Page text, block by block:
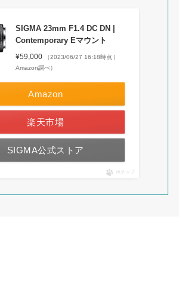
SIGMA 23mm F1.4 DC DN |
Contemporary Eマウント
¥59,000
（2023/06/27 16:18時点 |
Amazon調べ）
Amazon
楽天市場
SIGMA公式ストア
ポチップ